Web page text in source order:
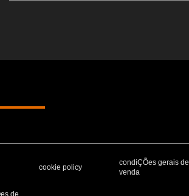
cookie policy
condiÇÕes gerais de
venda
de